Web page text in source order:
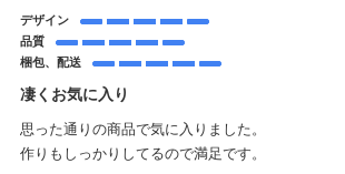
デザイン
品質
梱包、配送
凄くお気に入り
思った通りの商品で気に入りました。
作りもしっかりしてるので満足です。